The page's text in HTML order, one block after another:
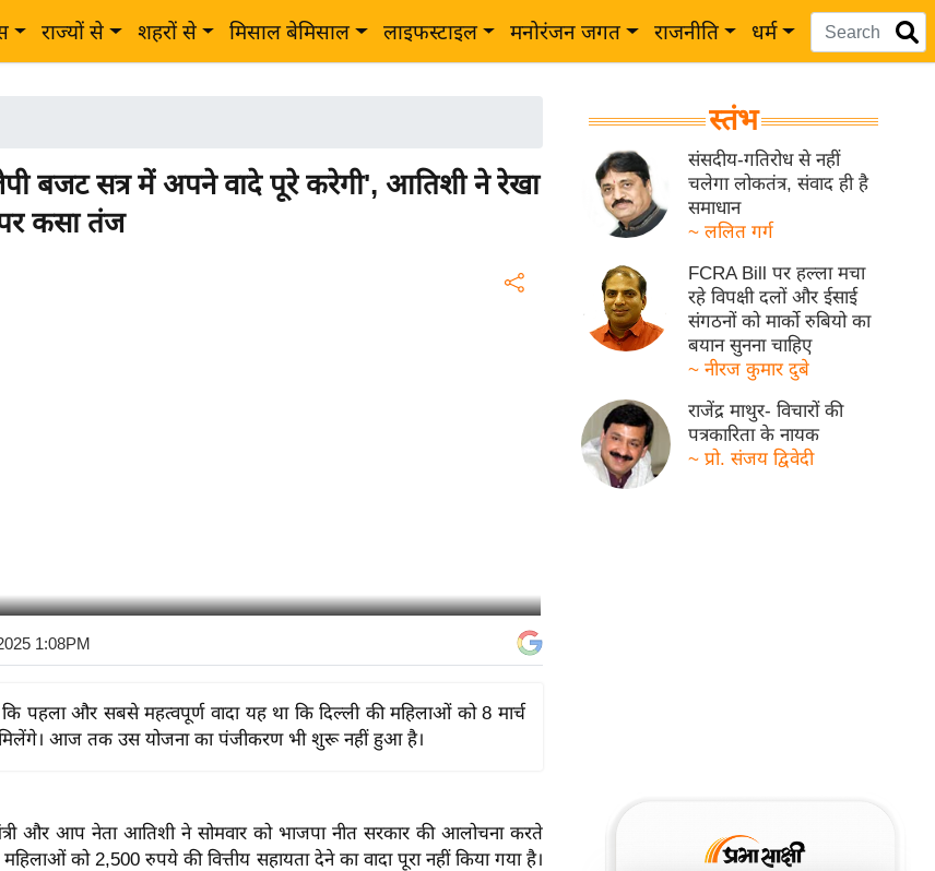
राज्यों से शहरों से मिसाल बेमिसाल लाइफस्टाइल मनोरंजन जगत राजनीति धर्म
बजट सत्र में अपने वादे पूरे करेगी', आतिशी ने रेखा
कसा तंज
1:08PM
पहला और सबसे महत्वपूर्ण वादा यह था कि दिल्ली की महिलाओं को 8 मार्च
आज तक उस योजना का पंजीकरण भी शुरू नहीं हुआ है।
और आप नेता आतिशी ने सोमवार को भाजपा नीत सरकार की आलोचना करते
को 2,500 रुपये की वित्तीय सहायता देने का वादा पूरा नहीं किया गया है।
स्तंभ
संसदीय-गतिरोध से नहीं
चलेगा लोकतंत्र, संवाद ही है
समाधान
~ ललित गर्ग
FCRA Bill पर हल्ला मचा
रहे विपक्षी दलों और ईसाई
संगठनों को मार्को रुबियो का
बयान सुनना चाहिए
~ नीरज कुमार दुबे
राजेंद्र माथुर- विचारों की
पत्रकारिता के नायक
~ प्रो. संजय द्विवेदी